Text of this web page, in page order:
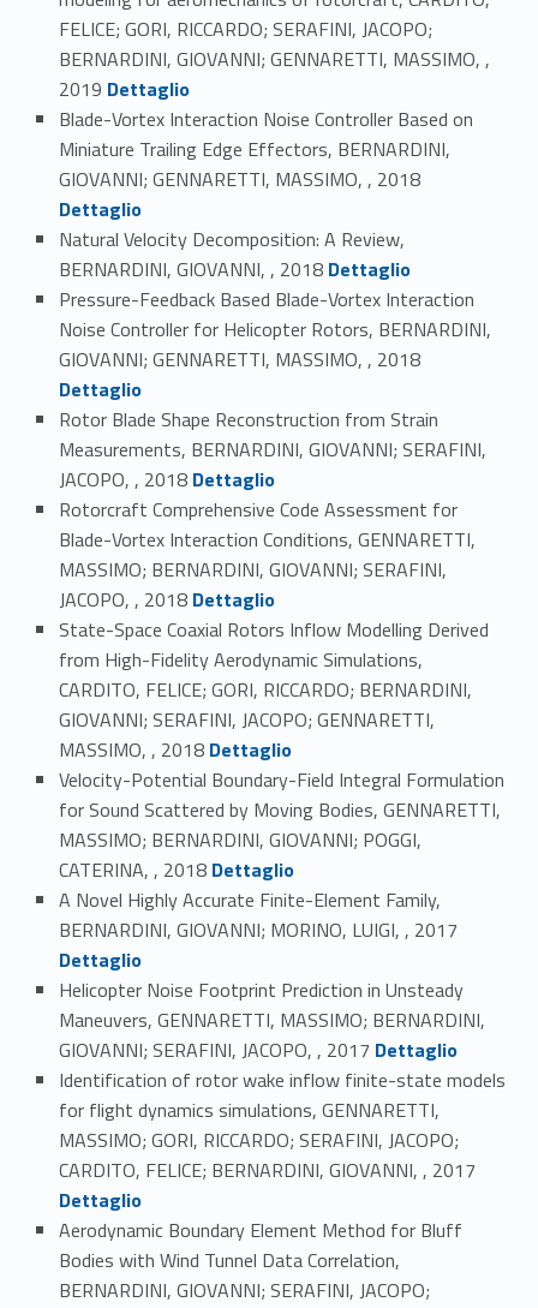
FELICE; GORI, RICCARDO; SERAFINI, JACOPO;
BERNARDINI, GIOVANNI; GENNARETTI, MASSIMO, ,
2019 Link identifier #identifier_person_38232-31
Dettaglio
Blade-Vortex Interaction Noise Controller Based on
Miniature Trailing Edge Effectors, BERNARDINI,
GIOVANNI; GENNARETTI, MASSIMO, , 2018Link identifier #identifier_person_107970-32
Dettaglio
Natural Velocity Decomposition: A Review,
BERNARDINI, GIOVANNI, , 2018Link identifier #identifier_person_32793-33Dettaglio
Pressure-Feedback Based Blade-Vortex Interaction
Noise Controller for Helicopter Rotors, BERNARDINI,
GIOVANNI; GENNARETTI, MASSIMO, , 2018Link identifier #identifier_person_95609-34
Dettaglio
Rotor Blade Shape Reconstruction from Strain
Measurements, BERNARDINI, GIOVANNI; SERAFINI,
JACOPO, , 2018Link identifier #identifier_person_8726-35Dettaglio
Rotorcraft Comprehensive Code Assessment for
Blade-Vortex Interaction Conditions, GENNARETTI,
MASSIMO; BERNARDINI, GIOVANNI; SERAFINI,
JACOPO, , 2018Link identifier #identifier_person_66064-36Dettaglio
State-Space Coaxial Rotors Inflow Modelling Derived
from High-Fidelity Aerodynamic Simulations,
CARDITO, FELICE; GORI, RICCARDO; BERNARDINI,
GIOVANNI; SERAFINI, JACOPO; GENNARETTI,
MASSIMO, , 2018Link identifier #identifier_person_52331-37Dettaglio
Velocity-Potential Boundary-Field Integral Formulation
for Sound Scattered by Moving Bodies, GENNARETTI,
MASSIMO; BERNARDINI, GIOVANNI; POGGI,
CATERINA, , 2018Link identifier #identifier_person_120943-38Dettaglio
A Novel Highly Accurate Finite-Element Family,
BERNARDINI, GIOVANNI; MORINO, LUIGI, , 2017
Dettaglio
Helicopter Noise Footprint Prediction in Unsteady
Maneuvers, GENNARETTI, MASSIMO; BERNARDINI,
GIOVANNI; SERAFINI, JACOPO, , 2017 Link identifier #identifier_person_100567-40
Dettaglio
Identification of rotor wake inflow finite-state models
for flight dynamics simulations, GENNARETTI,
MASSIMO; GORI, RICCARDO; SERAFINI, JACOPO;
CARDITO, FELICE; BERNARDINI, GIOVANNI, , 2017
Dettaglio
Aerodynamic Boundary Element Method for Bluff
Bodies with Wind Tunnel Data Correlation,
BERNARDINI, GIOVANNI; SERAFINI, JACOPO;